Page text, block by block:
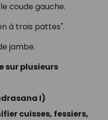
coude gauche.
à trois pattes".
jambe.
sur plusieurs
I)
cuisses, fessiers,